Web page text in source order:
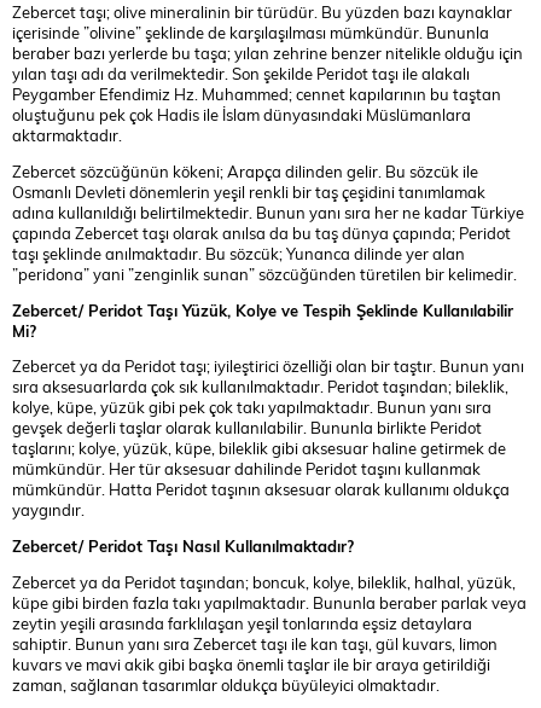
Zebercet taşı; olive mineralinin bir türüdür. Bu yüzden bazı kaynaklar
içerisinde ”olivine” şeklinde de karşılaşılması mümkündür. Bununla
beraber bazı yerlerde bu taşa; yılan zehrine benzer nitelikle olduğu için
yılan taşı adı da verilmektedir. Son şekilde Peridot taşı ile alakalı
Peygamber Efendimiz Hz. Muhammed; cennet kapılarının bu taştan
oluştuğunu pek çok Hadis ile İslam dünyasındaki Müslümanlara
aktarmaktadır.
Zebercet sözcüğünün kökeni; Arapça dilinden gelir. Bu sözcük ile
Osmanlı Devleti dönemlerin yeşil renkli bir taş çeşidini tanımlamak
adına kullanıldığı belirtilmektedir. Bunun yanı sıra her ne kadar Türkiye
çapında Zebercet taşı olarak anılsa da bu taş dünya çapında; Peridot
taşı şeklinde anılmaktadır. Bu sözcük; Yunanca dilinde yer alan
”peridona” yani ”zenginlik sunan” sözcüğünden türetilen bir kelimedir.
Zebercet/ Peridot Taşı Yüzük, Kolye ve Tespih Şeklinde Kullanılabilir
Mi?
Zebercet ya da Peridot taşı; iyileştirici özelliği olan bir taştır. Bunun yanı
sıra aksesuarlarda çok sık kullanılmaktadır. Peridot taşından; bileklik,
kolye, küpe, yüzük gibi pek çok takı yapılmaktadır. Bunun yanı sıra
gevşek değerli taşlar olarak kullanılabilir. Bununla birlikte Peridot
taşlarını; kolye, yüzük, küpe, bileklik gibi aksesuar haline getirmek de
mümkündür. Her tür aksesuar dahilinde Peridot taşını kullanmak
mümkündür. Hatta Peridot taşının aksesuar olarak kullanımı oldukça
yaygındır.
Zebercet/ Peridot Taşı Nasıl Kullanılmaktadır?
Zebercet ya da Peridot taşından; boncuk, kolye, bileklik, halhal, yüzük,
küpe gibi birden fazla takı yapılmaktadır. Bununla beraber parlak veya
zeytin yeşili arasında farklılaşan yeşil tonlarında eşsiz detaylara
sahiptir. Bunun yanı sıra Zebercet taşı ile kan taşı, gül kuvars, limon
kuvars ve mavi akik gibi başka önemli taşlar ile bir araya getirildiği
zaman, sağlanan tasarımlar oldukça büyüleyici olmaktadır.